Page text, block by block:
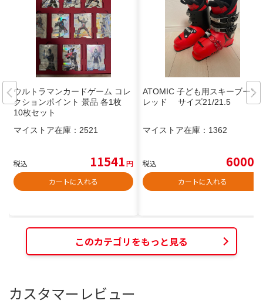
ウルトラマンカードゲーム コレ
クションポイント 景品 各1枚
10枚セット
マイストア在庫： 2521
税込 11541円
カートに入れる
ATOMIC 子ども用スキーブーツ
レッド サイズ21/21.5
マイストア在庫： 1362
税込 6000
カートに入れる
このカテゴリをもっと見る
カスタマーレビュー